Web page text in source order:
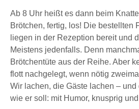
Ab 8 Uhr heißt es dann beim
Brötchen, fertig, los! Die bestellten
liegen in der Rezeption bereit und
Meistens jedenfalls. Denn
Brötchentüte aus der Reihe. Aber
flott nachgelegt, wenn nötig
Wir lachen, die Gäste lachen – und
wie er soll: mit Humor, knusprig